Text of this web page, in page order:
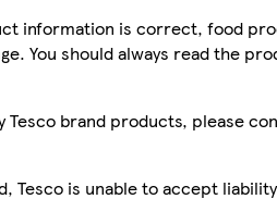
information is correct, food
You should always read the
Tesco brand products, please
Tesco is unable to accept